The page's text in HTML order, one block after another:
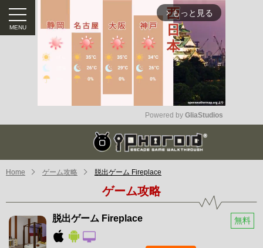
arrow_forward_ios もっと見る
Mute
Powered by GliaStudios
Home ゲーム攻略 脱出ゲーム Fireplace
ゲーム攻略
脱出ゲーム Fireplace 無料